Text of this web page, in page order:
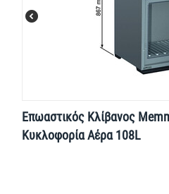
Επωαστικός Κλίβανος
Κυκλοφορία Αέρα 108L